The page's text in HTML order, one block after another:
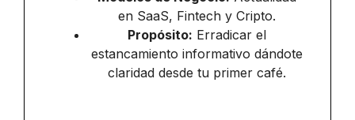
en SaaS, Fintech y Cripto.
Propósito: Erradicar el
estancamiento informativo dándote
claridad desde tu primer café.